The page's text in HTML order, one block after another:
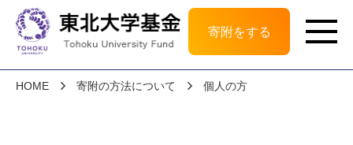
寄附をする
HOME 寄附の方法について 個人の方